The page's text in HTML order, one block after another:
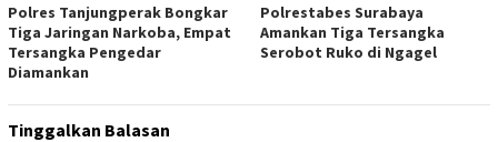
Polres Tanjungperak Bongkar
Tiga Jaringan Narkoba, Empat
Tersangka Pengedar
Diamankan
Polrestabes Surabaya
Amankan Tiga Tersangka
Serobot Ruko di Ngagel
Tinggalkan Balasan